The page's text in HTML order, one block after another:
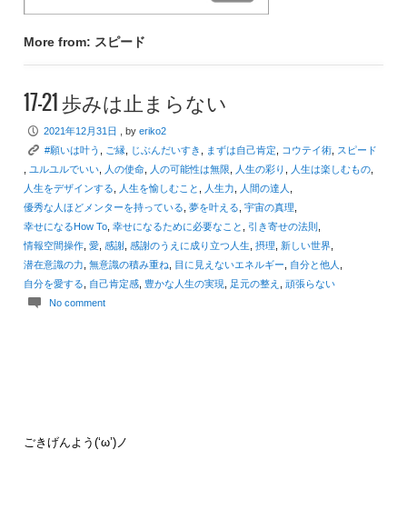
More from: スピード
17-21 歩みは止まらない
P 2021年12月31日 , by eriko2
K #願いは叶う ご縁 じぶんだいすき まずは自己肯定 コウテイ術 スピード
ユルユルでいい 人の使命 人の可能性は無限 人生の彩り 人生は楽しむもの
人生をデザインする
人生を愉しむこと 人生力 人間の達人
優秀な人ほどメンターを持っている 夢を叶える 宇宙の真理
幸せになるHow To 幸せになるために必要なこと 引き寄せの法則
情報空間操作 愛 感謝 感謝のうえに成り立つ人生 摂理 新しい世界
潜在意識の力 無意識の積み重ね 目に見えないエネルギー 自分と他人
自分を愛する
自己肯定感 豊かな人生の実現 足元の整え 頑張らない
c No comment
ごきげんよう(‘ω’)ノ